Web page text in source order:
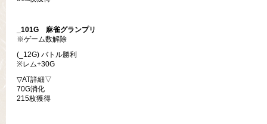
_101G 麻雀グランプリ
※ゲーム数解除
(_12G) バトル勝利
※レム+30G
▽AT詳細▽
70G消化
215枚獲得